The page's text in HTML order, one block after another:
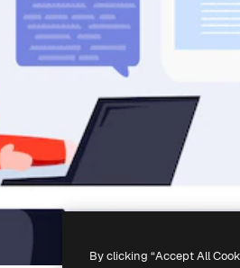
By clicking “Accept All